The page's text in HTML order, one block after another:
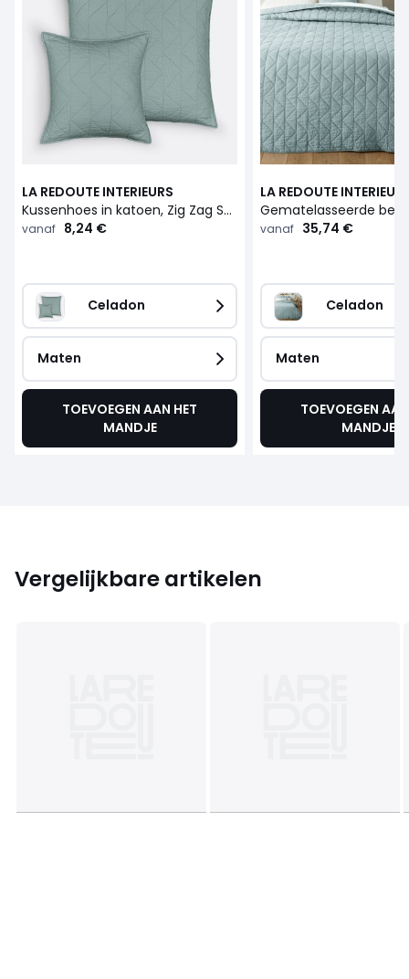
LA REDOUTE INTERIEURS
Kussenhoes in katoen, Zig Zag Scenario
vanaf 8,24 €
Celadon
Maten
TOEVOEGEN AAN HET
MANDJE
LA REDOUTE
vanaf 35,74 €
Celadon
Maten
TOEVOEGEN
MANDJE
Vergelijkbare artikelen